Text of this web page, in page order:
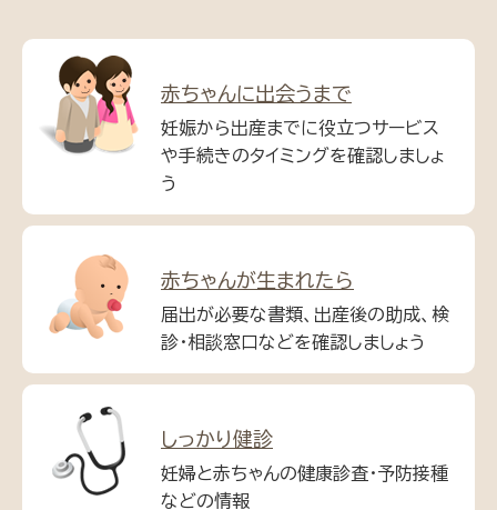
赤ちゃんに出会うまで
妊娠から出産までに役立つサービス
や手続きのタイミングを確認しましょ
う
赤ちゃんが生まれたら
届出が必要な書類、出産後の助成、検
診・相談窓口などを確認しましょう
しっかり健診
妊婦と赤ちゃんの健康診査・予防接種
などの情報